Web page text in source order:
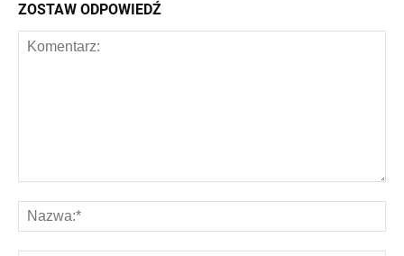
ZOSTAW ODPOWIEDŹ